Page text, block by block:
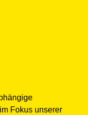
Fokus unserer